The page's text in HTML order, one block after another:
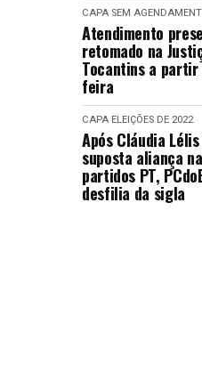
CAPA SEM
Atendimento
retomado na
Tocantins a
feira
CAPA ELEIÇÕES DE 2022
Após Cláudia
suposta aliança
partidos PT,
desfilia da sigla